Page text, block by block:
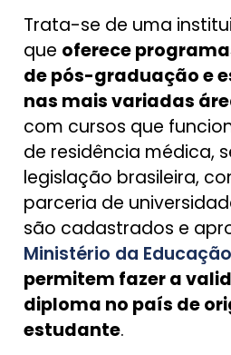
Trata-se de uma
que oferece
de pós-graduação e
nas mais variadas
com cursos que
de residência médica,
legislação brasileira,
parceria de
são cadastrados e
Ministério da
permitem fazer a
diploma no país de
estudante.